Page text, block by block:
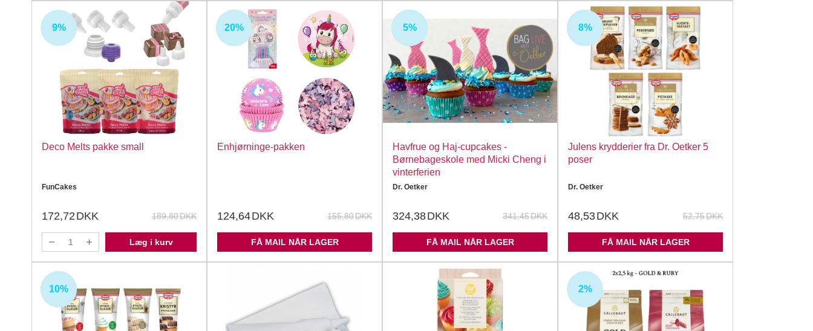
9%
Deco Melts pakke small
FunCakes
189,80DKK
172,72 DKK
Læg i kurv
UDSOLGT
20%
Enhjørninge-pakken
155,80DKK
124,64DKK
FÅ MAIL NÅR LAGER
UDSOLGT
5%
Havfrue og Haj-cupcakes -
Børnebageskole med Micki Cheng i
vinterferien
Dr. Oetker
341,45DKK
324,38DKK
FÅ MAIL NÅR LAGER
UDSOLGT
8%
Julens krydderier fra Dr. Oetker 5
poser
Dr. Oetker
52,75DKK
48,53DKK
FÅ MAIL NÅR LAGER
UDSOLGT
10% 2%